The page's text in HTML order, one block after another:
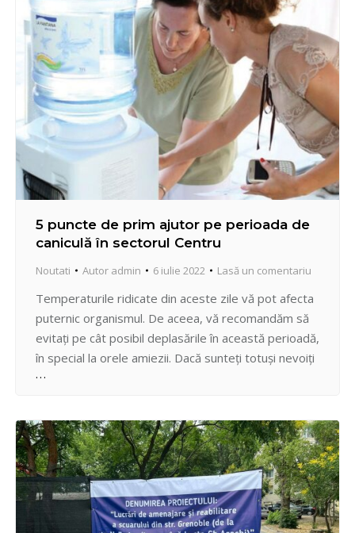
5 puncte de prim ajutor pe perioada de
caniculă în sectorul Centru
Noutati Autor admin 6 iulie 2022 Lasă un comentariu
Temperaturile ridicate din aceste zile vă pot afecta
puternic organismul. De aceea, vă recomandăm să
evitați pe cât posibil deplasările în această perioadă,
în special la orele amiezii. Dacă sunteți totuși nevoiți
să ieșiți, pe lângă măsurile obișnuite de protecție
acoperirea capului, hidratarea corespunzătoare) e
bine să știți că am…